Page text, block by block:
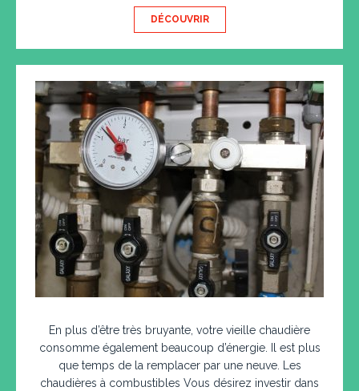
DÉCOUVRIR
En plus d’être très bruyante, votre vieille chaudière
consomme également beaucoup d’énergie. Il est plus
que temps de la remplacer par une neuve. Les
chaudières à combustibles Vous désirez investir dans